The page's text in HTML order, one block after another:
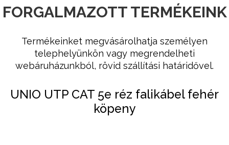
FORGALMAZOTT TERMÉKEINK
Termékeinket megvásárolhatja személyen
telephelyünkön vagy megrendelheti
webáruházunkból, rövid szállítási határidővel.
UNIO UTP CAT 5e réz falikábel fehér
köpeny